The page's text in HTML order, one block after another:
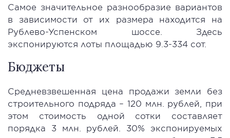
Самое значительное разнообразие вариантов
в зависимости от их размера находится на
Рублево-Успенском шоссе. Здесь
экспонируются лоты площадью 9.3-334 сот.
Бюджеты
Средневзвешенная цена продажи земли без
строительного подряда – 120 млн. рублей, при
этом стоимость одной сотки составляет
порядка 3 млн. рублей. 30% экспонируемых